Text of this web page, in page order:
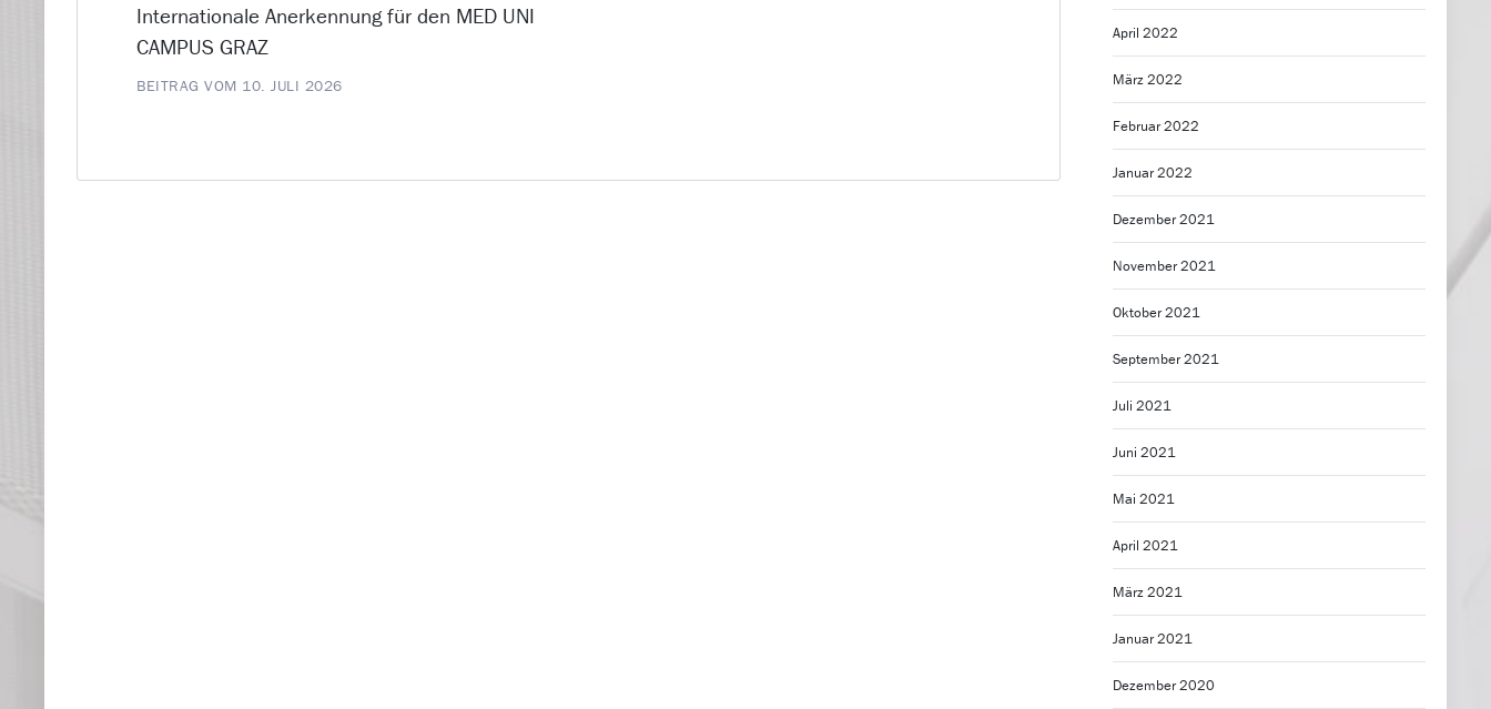
Internationale Anerkennung für den MED UNI
CAMPUS GRAZ
BEITRAG VOM 10. JULI 2026
April 2022
März 2022
Februar 2022
Januar 2022
Dezember 2021
November 2021
Oktober 2021
September 2021
Juli 2021
Juni 2021
Mai 2021
April 2021
März 2021
Januar 2021
Dezember 2020